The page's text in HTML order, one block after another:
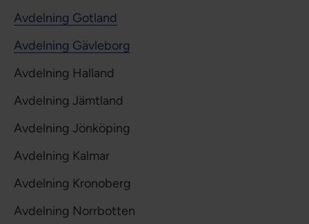
Avdelning Gotland
Avdelning Gävleborg
Avdelning Halland
Avdelning Jämtland
Avdelning Jönköping
Avdelning Kalmar
Avdelning Kronoberg
Avdelning Norrbotten